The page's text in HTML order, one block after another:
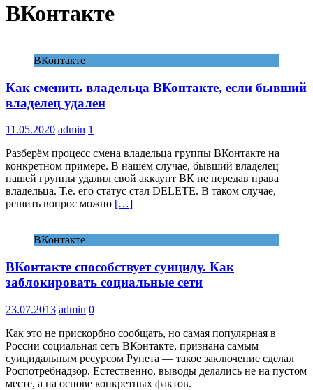
ВКонтакте
ВКонтакте
Как сменить владельца ВКонтакте, если бывший
владелец удален
11.05.2020 admin 1
Разберём процесс смена владельца группы ВКонтакте на
конкретном примере. В нашем случае, бывший владелец
нашей группы удалил свой аккаунт ВК не передав права
владельца. Т.е. его статус стал DELETE. В таком случае,
решить вопрос можно […]
ВКонтакте
ВКонтакте способствует суициду. Как
заблокировать социальные сети
23.07.2013 admin 0
Как это не прискорбно сообщать, но самая популярная в
России социальная сеть ВКонтакте, признана самым
суицидальным ресурсом Рунета — такое заключение сделал
Роспотребнадзор. Естественно, выводы делались не на пустом
месте, а на основе конкретных фактов.